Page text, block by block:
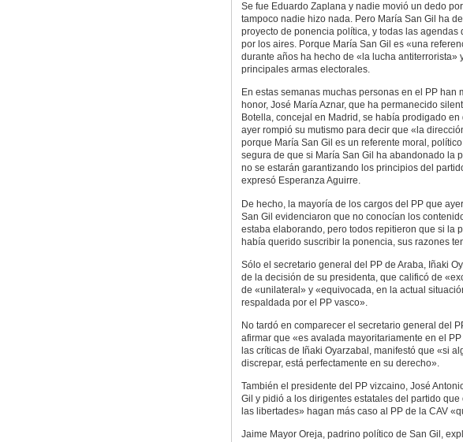
Se fue Eduardo Zaplana y nadie movió un dedo
tampoco nadie hizo nada. Pero María San Gil ha
proyecto de ponencia política, y todas las
por los aires. Porque María San Gil es «una
durante años ha hecho de «la lucha antiterrorista»
principales armas electorales.
En estas semanas muchas personas en el PP han
honor, José María Aznar, que ha permanecido
Botella, concejal en Madrid, se había prodigado
ayer rompió su mutismo para decir que «la
porque María San Gil es un referente moral,
segura de que si María San Gil ha abandonado la
no se estarán garantizando los principios del
expresó Esperanza Aguirre.
De hecho, la mayoría de los cargos del PP que
San Gil evidenciaron que no conocían los
estaba elaborando, pero todos repitieron que si la
había querido suscribir la ponencia, sus razones
Sólo el secretario general del PP de Araba, Iñaki
de la decisión de su presidenta, que calificó de
de «unilateral» y «equivocada, en la actual
respaldada por el PP vasco».
No tardó en comparecer el secretario general del
afirmar que «es avalada mayoritariamente en el
las críticas de Iñaki Oyarzabal, manifestó que «si
discrepar, está perfectamente en su derecho».
También el presidente del PP vizcaino, José
Gil y pidió a los dirigentes estatales del partido
las libertades» hagan más caso al PP de la CAV
Jaime Mayor Oreja, padrino político de San Gil,